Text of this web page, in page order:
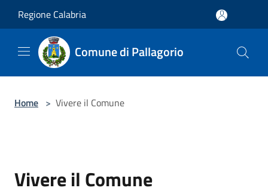
Regione Calabria
Comune di Pallagorio
Home > Vivere il Comune
Vivere il Comune